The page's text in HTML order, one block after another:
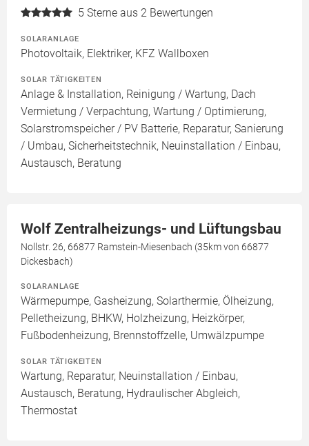
5 Sterne aus 2 Bewertungen
SOLARANLAGE
Photovoltaik, Elektriker, KFZ Wallboxen
SOLAR TÄTIGKEITEN
Anlage & Installation, Reinigung / Wartung, Dach
Vermietung / Verpachtung, Wartung / Optimierung,
Solarstromspeicher / PV Batterie, Reparatur, Sanierung
/ Umbau, Sicherheitstechnik, Neuinstallation / Einbau,
Austausch, Beratung
Wolf Zentralheizungs- und Lüftungsbau
Nollstr. 26, 66877 Ramstein-Miesenbach (35km von 66877
Dickesbach)
SOLARANLAGE
Wärmepumpe, Gasheizung, Solarthermie, Ölheizung,
Pelletheizung, BHKW, Holzheizung, Heizkörper,
Fußbodenheizung, Brennstoffzelle, Umwälzpumpe
SOLAR TÄTIGKEITEN
Wartung, Reparatur, Neuinstallation / Einbau,
Austausch, Beratung, Hydraulischer Abgleich,
Thermostat